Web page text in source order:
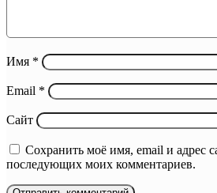
Имя *
Email *
Сайт
Сохранить моё имя, email и адрес
последующих моих комментариев.